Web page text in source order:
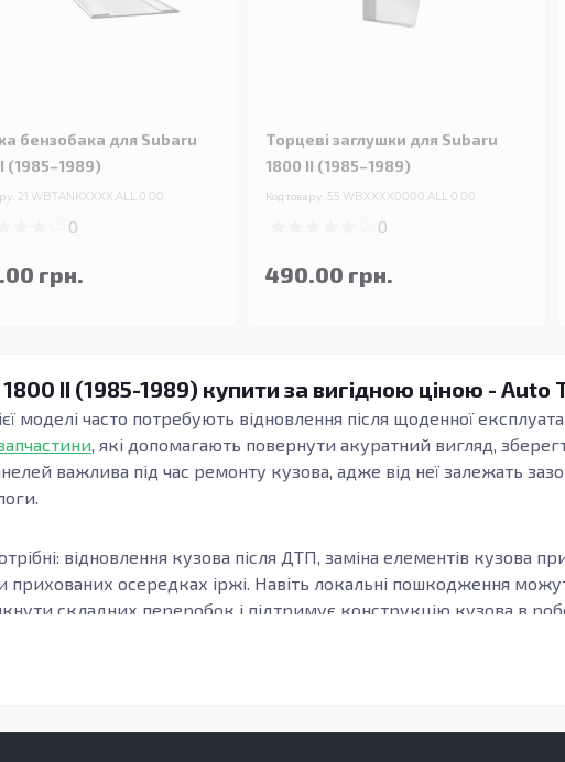
бензобака для Subaru
(1985–1989)
21.WBTANKXXXX.ALL.0.00
0
грн.
Торцеві заглушки для Subaru
1800 II (1985–1989)
Код товару: 55.WBXXXX0000.ALL.0.00
0
490.00 грн.
II (1985-1989) купити за вигідною ціною - Auto
моделі часто потребують відновлення після щоденної
, які допомагають повернути акуратний вигляд,
важлива під час ремонту кузова, адже від неї залежать
відновлення кузова після ДТП, заміна елементів кузова
прихованих осередках іржі. Навіть локальні пошкодження
складних переробок і підтримує конструкцію кузова в
модифікацію та місце встановлення елемента. Важливо, щоб